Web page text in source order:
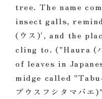
tree. The name
insect galls,
(ウス)', and the
cling to. ("Haura (
of leaves in
midge called
ブウスフシタマバ